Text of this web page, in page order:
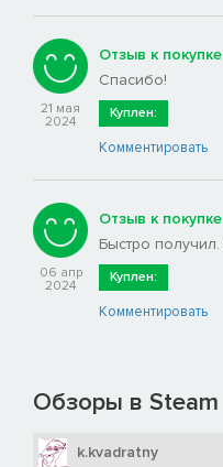
21 мая
2024
Отзыв к покупке
Спасибо!
Куплен:
Комментировать
06 апр
2024
Отзыв к покупке
Быстро
Куплен:
Комментировать
Обзоры в Steam
k.kvadratny